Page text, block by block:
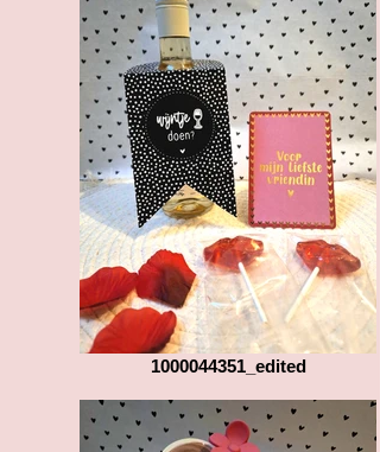
1000044351_edited